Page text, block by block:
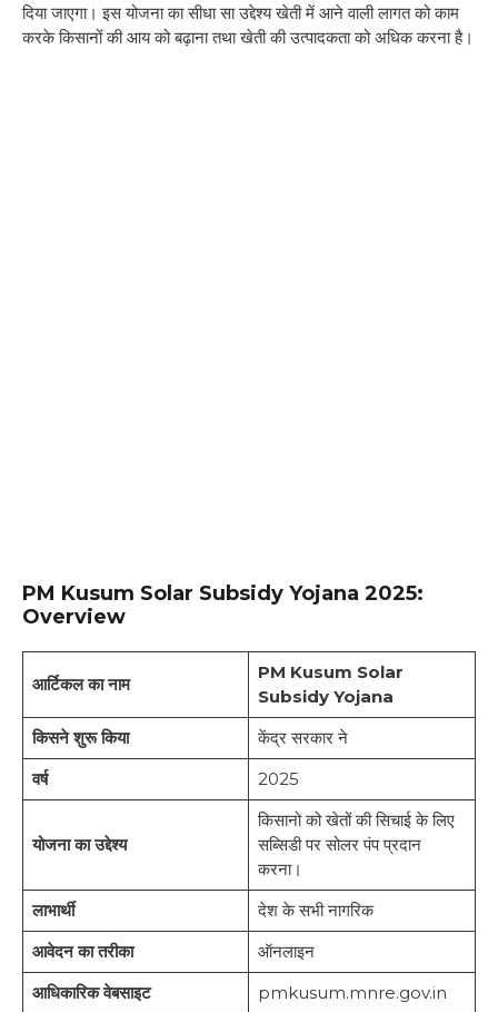
दिया जाएगा। इस योजना का सीधा सा उद्देश्य खेती में आने वाली लागत को काम
करके किसानों की आय को बढ़ाना तथा खेती की उत्पादकता को अधिक करना है।
PM Kusum Solar Subsidy Yojana 2025:
Overview
आर्टिकल का नाम
PM Kusum Solar
Subsidy Yojana
किसने शुरू किया
केंद्र सरकार ने
वर्ष
2025
योजना का उद्देश्य
किसानो को खेतों की सिचाई के लिए
सब्सिडी पर सोलर पंप प्रदान
करना।
लाभार्थी
देश के सभी नागरिक
आवेदन का तरीका
ऑनलाइन
आधिकारिक वेबसाइट
pmkusum.mnre.gov.in